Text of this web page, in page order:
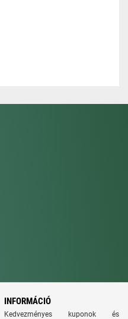
INFORMÁCIÓ
Kedvezményes kuponok és